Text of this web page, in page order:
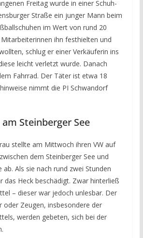
Freitag wurde in einer Schuh-
Straße ein junger Mann beim
im Wert von rund 20
ihn festhielten und
schlug er einer Verkäuferin ins
leicht verletzt wurde. Danach
Fahrrad. Der Täter ist etwa 18
nimmt die PI Schwandorf
Steinberger See
stellte am Mittwoch ihren VW auf
dem Steinberger See und
ab. Als sie nach rund zwei Stunden
das Heck beschädigt. Zwar hinterließ
– dieser war jedoch unlesbar. Der
oder Zeugen, insbesondere der
werden gebeten, sich bei der